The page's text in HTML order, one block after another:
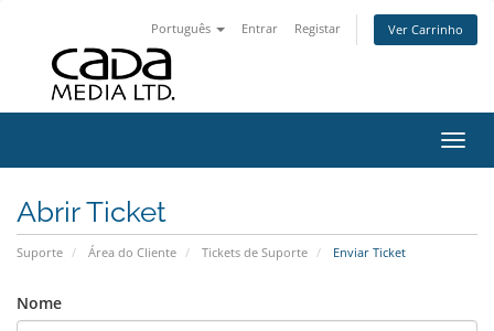
Português Entrar Registar Ver Carrinho
Abrir Ticket
Suporte Área do Cliente Tickets de Suporte Enviar Ticket
Nome